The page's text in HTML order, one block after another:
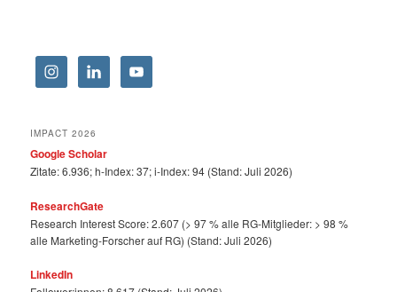
IMPACT 2026
Google Scholar
Zitate: 6.936; h-Index: 37; i-Index: 94 (Stand: Juli 2026)
ResearchGate
Research Interest Score: 2.607 (> 97 % alle RG-Mitglieder: > 98 %
alle Marketing-Forscher auf RG) (Stand: Juli 2026)
LinkedIn